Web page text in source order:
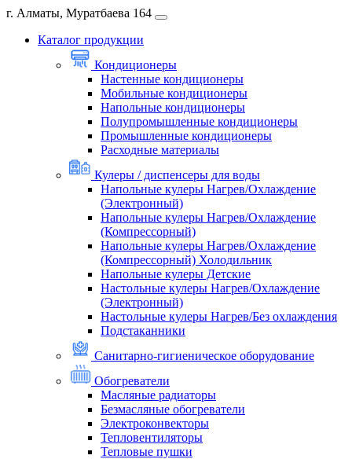
г. Алматы, Муратбаева 164
Каталог продукции
Кондиционеры
Настенные кондиционеры
Мобильные кондиционеры
Напольные кондиционеры
Полупромышленные кондиционеры
Промышленные кондиционеры
Расходные материалы
Кулеры / диспенсеры для воды
Напольные кулеры Нагрев/Охлаждение
(Электронный)
Напольные кулеры Нагрев/Охлаждение
(Компрессорный)
Напольные кулеры Нагрев/Охлаждение
(Компрессорный) Холодильник
Напольные кулеры Детские
Настольные кулеры Нагрев/Охлаждение
(Электронный)
Настольные кулеры Нагрев/Без охлаждения
Подстаканники
Санитарно-гигиеническое оборудование
Обогреватели
Масляные радиаторы
Безмасляные обогреватели
Электроконвекторы
Тепловентиляторы
Тепловые пушки